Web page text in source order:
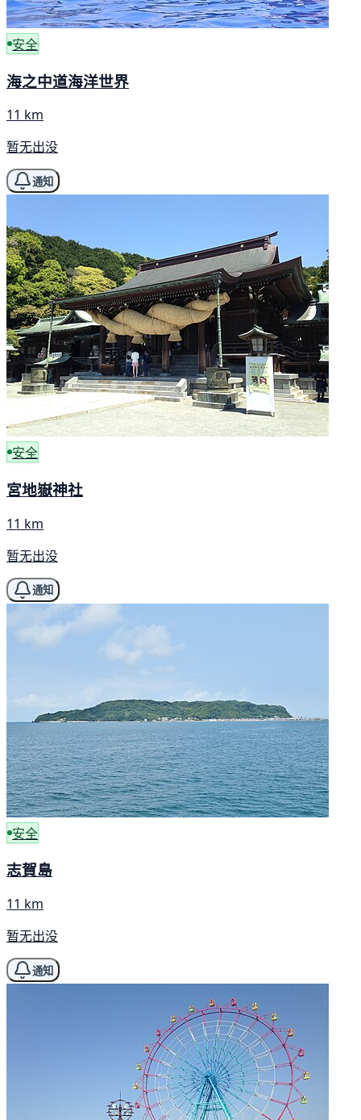
安全
海之中道海洋世界
11 km
暂无出没
通知
安全
宮地嶽神社
11 km
暂无出没
通知
安全
志賀島
11 km
暂无出没
通知